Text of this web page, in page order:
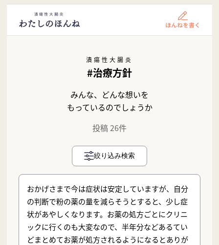
潰瘍性大腸炎
#治療方針
みんな、どんな想いを
もっているのでしょうか
投稿 26件
絞り込み検索
おかげさまで今は症状は安定していますが、自分
の判断で粉の薬の量を減らそうとすると、少し症
状があやしくなります。お薬の処方ごとにクリニ
ックに行くのも大変なので、半年分などあるてい
どまとめてお薬が処方されるようになるとありが